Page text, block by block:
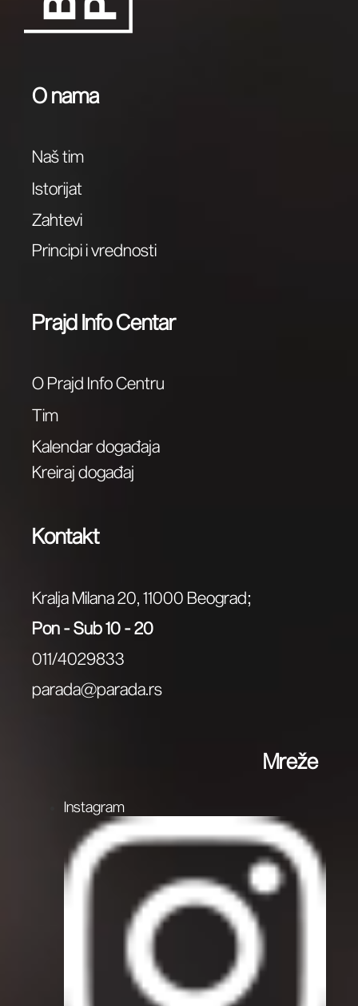
O nama
Naš tim
Istorijat
Zahtevi
Principi i vrednosti
Prajd Info Centar
O Prajd Info Centru
Tim
Kalendar događaja
Kreiraj događaj
Kontakt
Kralja Milana 20, 11000 Beograd;
Pon - Sub 10 - 20
011/4029833
parada@parada.rs
Mreže
Instagram